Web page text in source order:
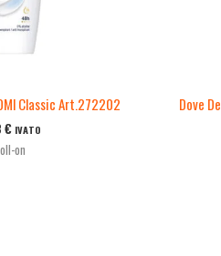
Classic Art.272202
€ IVATO
on
Dove